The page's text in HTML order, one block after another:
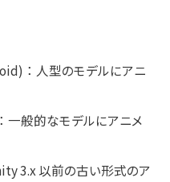
： 人型のモデルにアニ
： 一般的なモデルにアニメ
3.x 以前の古い形式のア